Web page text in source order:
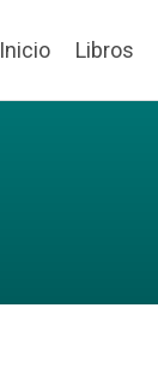
Inicio Libros